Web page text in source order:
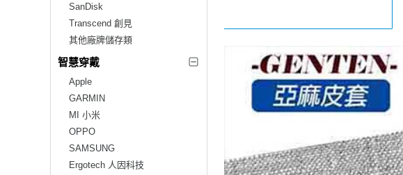
SanDisk
Transcend 創見
其他廠牌儲存類
智慧穿戴
Apple
GARMIN
MI 小米
OPPO
SAMSUNG
Ergotech 人因科技